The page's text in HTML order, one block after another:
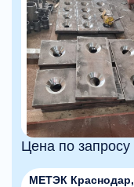
Цена по запросу
МЕТЭК Краснодар,